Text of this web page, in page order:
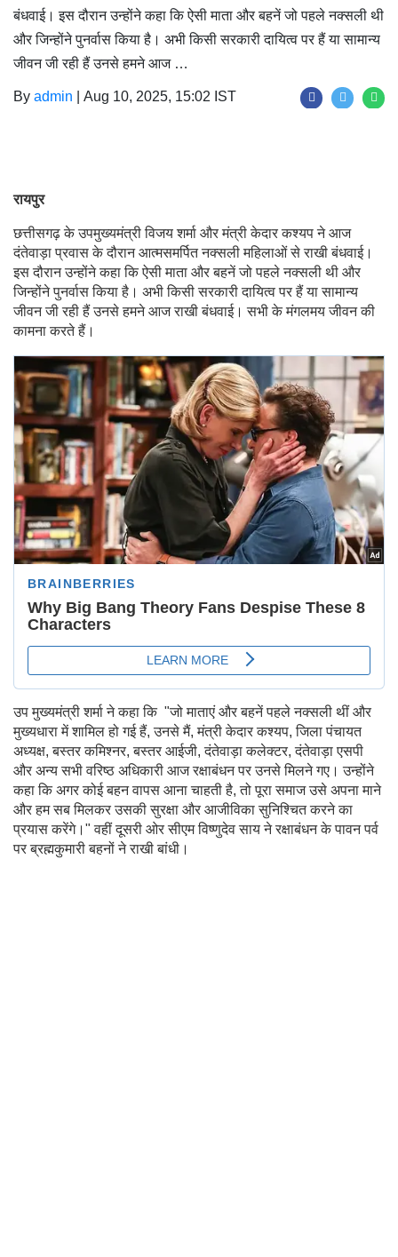
बंधवाई। इस दौरान उन्होंने कहा कि ऐसी माता और बहनें जो पहले नक्सली थी
और जिन्होंने पुनर्वास किया है। अभी किसी सरकारी दायित्व पर हैं या सामान्य
जीवन जी रही हैं उनसे हमने आज …
By admin Aug 10, 2025, 15:02 IST
रायपुर
छत्तीसगढ़ के उपमुख्यमंत्री विजय शर्मा और मंत्री केदार कश्यप ने आज
दंतेवाड़ा प्रवास के दौरान आत्मसमर्पित नक्सली महिलाओं से राखी बंधवाई।
इस दौरान उन्होंने कहा कि ऐसी माता और बहनें जो पहले नक्सली थी और
जिन्होंने पुनर्वास किया है। अभी किसी सरकारी दायित्व पर हैं या सामान्य
जीवन जी रही हैं उनसे हमने आज राखी बंधवाई। सभी के मंगलमय जीवन की
कामना करते हैं।
उप मुख्यमंत्री शर्मा ने कहा कि "जो माताएं और बहनें पहले नक्सली थीं और
मुख्यधारा में शामिल हो गई हैं, उनसे मैं, मंत्री केदार कश्यप, जिला पंचायत
अध्यक्ष, बस्तर कमिश्नर, बस्तर आईजी, दंतेवाड़ा कलेक्टर, दंतेवाड़ा एसपी
और अन्य सभी वरिष्ठ अधिकारी आज रक्षाबंधन पर उनसे मिलने गए। उन्होंने
कहा कि अगर कोई बहन वापस आना चाहती है, तो पूरा समाज उसे अपना माने
और हम सब मिलकर उसकी सुरक्षा और आजीविका सुनिश्चित करने का
प्रयास करेंगे।" वहीं दूसरी ओर सीएम विष्णुदेव साय ने रक्षाबंधन के पावन पर्व
पर ब्रह्मकुमारी बहनों ने राखी बांधी।